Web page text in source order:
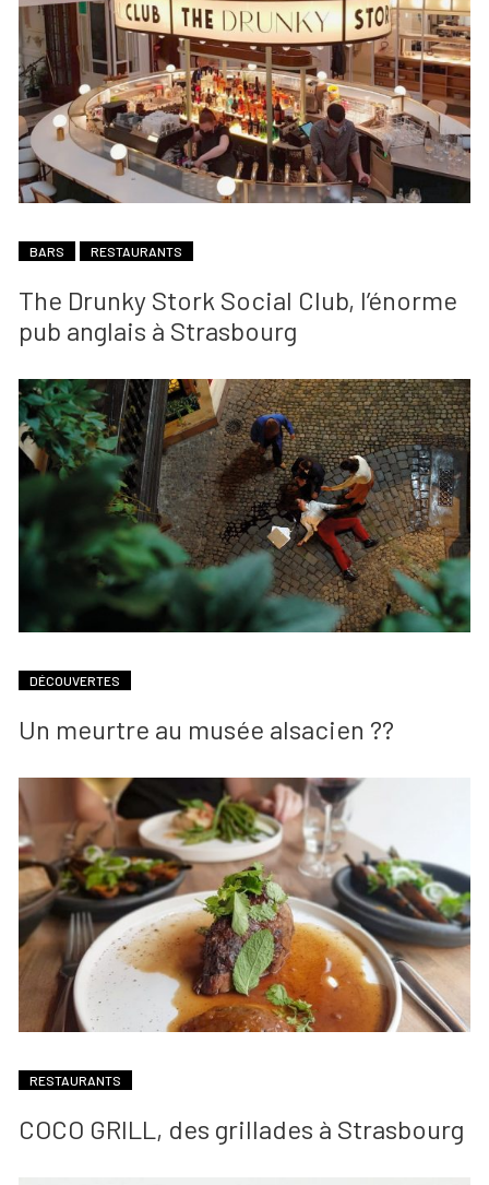
BARS RESTAURANTS
The Drunky Stork Social Club, l’énorme
pub anglais à Strasbourg
DÉCOUVERTES
Un meurtre au musée alsacien ??
RESTAURANTS
COCO GRILL, des grillades à Strasbourg